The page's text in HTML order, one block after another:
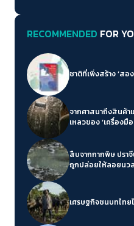
RECOMMENDED FOR
ชาติที่เพิ่งสร้าง ‘สอ
จากศาสนาถึงสินค้าแบรนด์เนม คว
เหลวของ ‘เครื่องมื
สืบจากกากพิษ ปรา
ถูกปล่อยให้ลอยนวล
เศรษฐกิจชนบทไทยไ